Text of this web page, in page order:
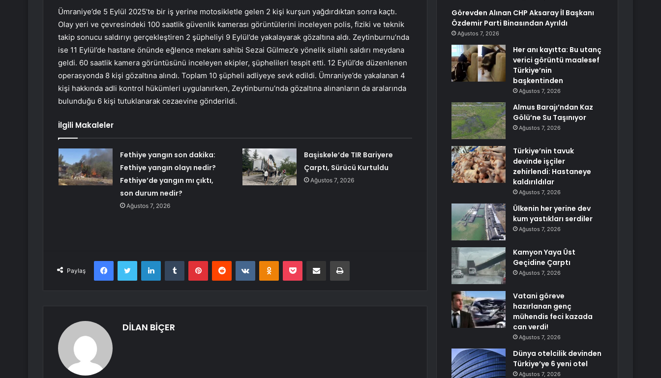
Ümraniye’de 5 Eylül 2025’te bir iş yerine motosikletle gelen 2 kişi kurşun yağdırdıktan sonra kaçtı.
Olay yeri ve çevresindeki 100 saatlik güvenlik kamerası görüntülerini inceleyen polis, fiziki ve teknik
takip sonucu saldırıyı gerçekleştiren 2 şüpheliyi 9 Eylül’de yakalayarak gözaltına aldı. Zeytinburnu’nda
ise 11 Eylül’de hastane önünde eğlence mekanı sahibi Sezai Gülmez’e yönelik silahlı saldırı meydana
geldi. 60 saatlik kamera görüntüsünü inceleyen ekipler, şüphelileri tespit etti. 12 Eylül’de düzenlenen
operasyonda 8 kişi gözaltına alındı. Toplam 10 şüpheli adliyeye sevk edildi. Ümraniye’de yakalanan 4
kişi hakkında adli kontrol hükümleri uygulanırken, Zeytinburnu’nda gözaltına alınanların da aralarında
bulunduğu 6 kişi tutuklanarak cezaevine gönderildi.
İlgili Makaleler
Fethiye yangın son dakika:
Fethiye yangın olayı nedir?
Fethiye’de yangın mı çıktı,
son durum nedir?
Ağustos 7, 2026
Başiskele’de TIR Bariyere
Çarptı, Sürücü Kurtuldu
Ağustos 7, 2026
Paylaş
FacebookTwitter LinkedInTumblr PinterestReddit VKontakteOdnoklassniki
Pocket E-Posta ile paylaş Yazdır
DİLAN BİÇER
Görevden Alınan CHP Aksaray İl Başkanı
Özdemir Parti Binasından Ayrıldı
Ağustos 7, 2026
Her anı kayıtta: Bu utanç
verici görüntü maalesef
Türkiye’nin
başkentinden
Ağustos 7, 2026
Almus Barajı’ndan Kaz
Gölü’ne Su Taşınıyor
Ağustos 7, 2026
Türkiye’nin tavuk
devinde işçiler
zehirlendi: Hastaneye
kaldırıldılar
Ağustos 7, 2026
Ülkenin her yerine dev
kum yastıkları serdiler
Ağustos 7, 2026
Kamyon Yaya Üst
Geçidine Çarptı
Ağustos 7, 2026
Vatani göreve
hazırlanan genç
mühendis feci kazada
can verdi!
Ağustos 7, 2026
Dünya otelcilik devinden
Türkiye’ye 6 yeni otel
Ağustos 7, 2026